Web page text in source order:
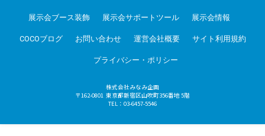
展示会ブース装飾 展示会サポートツール 展示会情報
COCOブログ お問い合わせ 運営会社概要 サイト利用規約
プライバシー・ポリシー
株式会社みなみ企画
〒162-0801 東京都新宿区山吹町356番地 5階
TEL：03-6457-5546